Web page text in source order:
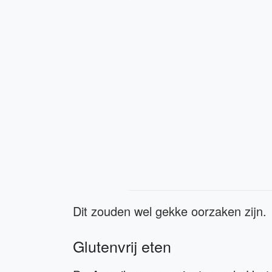
Dit zouden wel gekke oorzaken zijn.
Glutenvrij eten